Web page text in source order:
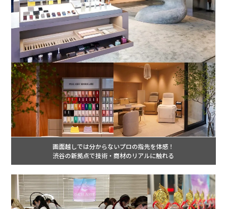
画面越しでは分からないプロの指先を体感！
渋谷の新拠点で技術・商材のリアルに触れる